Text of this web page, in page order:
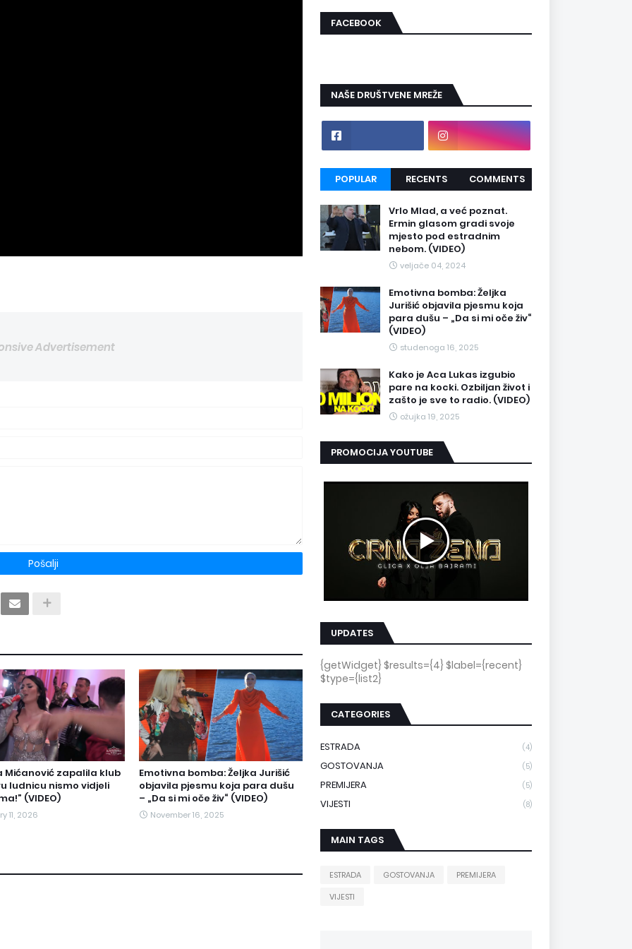
Advertisement
Mićanović zapalila klub
ludnicu nismo vidjeli
(VIDEO)
11, 2026
Emotivna bomba: Željka Jurišić
objavila pjesmu koja para dušu
– „Da si mi oče živ“ (VIDEO)
November 16, 2025
FACEBOOK
NAŠE DRUŠTVENE MREŽE
POPULAR RECENTS COMMENTS
Vrlo Mlad, a već poznat.
Ermin glasom gradi svoje
mjesto pod estradnim
nebom. (VIDEO)
veljače 04, 2024
Emotivna bomba: Željka
Jurišić objavila pjesmu koja
para dušu – „Da si mi oče živ“
(VIDEO)
studenoga 16, 2025
Kako je Aca Lukas izgubio
pare na kocki. Ozbiljan život i
zašto je sve to radio. (VIDEO)
ožujka 19, 2025
PROMOCIJA YOUTUBE
UPDATES
{getWidget} $results={4} $label={recent}
$type={list2}
CATEGORIES
ESTRADA (4)
GOSTOVANJA (5)
PREMIJERA (5)
VIJESTI (8)
MAIN TAGS
ESTRADA GOSTOVANJA
PREMIJERA
VIJESTI